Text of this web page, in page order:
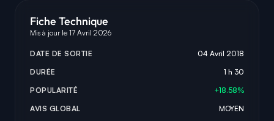
Fiche Technique
Mis à jour le 17 Avril 2026
DATE DE SORTIE
04 Avril 2018
DURÉE
1 h 30
POPULARITÉ
+18.58%
AVIS GLOBAL
MOYEN